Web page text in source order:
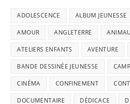
ADOLESCENCE ALBUM JEUNESSE
AMOUR ANGLETERRE
ATELIERS ENFANTS AVENTURE
BANDE DESSINÉE JEUNESSE
CINÉMA CONFINEMENT
DOCUMENTAIRE DÉDICACE